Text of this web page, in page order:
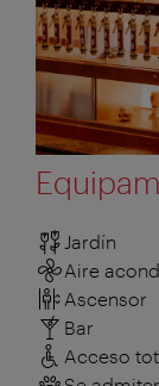
Jardín
Aire
Ascensor
Bar
Acceso